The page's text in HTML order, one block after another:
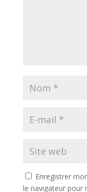
Enregistrer
le navigateur pour